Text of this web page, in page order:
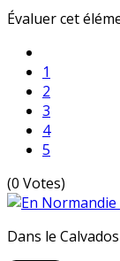
Évaluer cet
1
2
3
4
5
(0 Votes)
Dans le